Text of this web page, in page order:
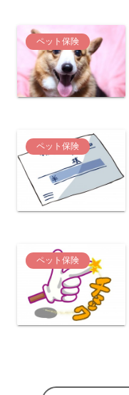
ペット保険
ペット保険
ペット保険